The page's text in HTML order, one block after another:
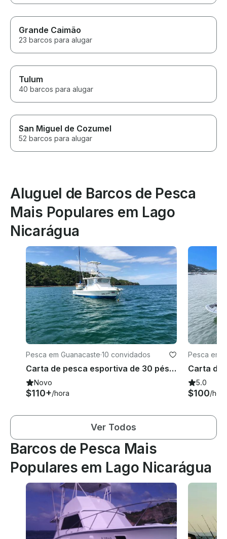
Grande Caimão
23 barcos para alugar
Tulum
40 barcos para alugar
San Miguel de Cozumel
52 barcos para alugar
Aluguel de Barcos de Pesca
Mais Populares em Lago
Nicarágua
Pesca em Guanacaste·10 convidados
Carta de pesca esportiva de 30 pés para 6 pessoas na Província de Guanacaste
Novo
$110+/hora
Pesca em
5.0
$100/hora
Ver Todos
Barcos de Pesca Mais
Populares em Lago Nicarágua